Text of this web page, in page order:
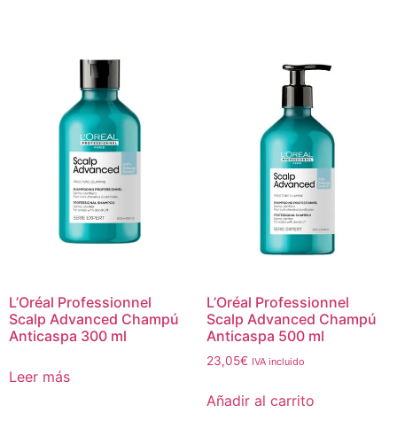
L’Oréal Professionnel
Scalp Advanced Champú
Anticaspa 300 ml
Leer más
L’Oréal Professionnel
Scalp Advanced Champú
Anticaspa 500 ml
23,05€ IVA incluido
Añadir al carrito